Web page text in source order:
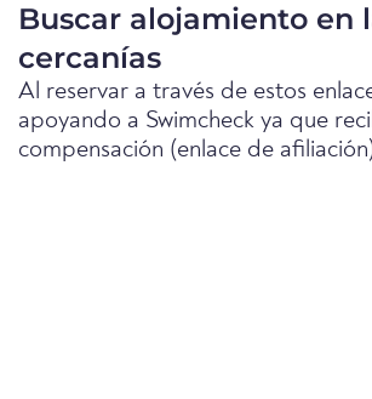
Buscar alojamiento en
cercanías
Al reservar a través de estos
apoyando a Swimcheck ya que
compensación (enlace de